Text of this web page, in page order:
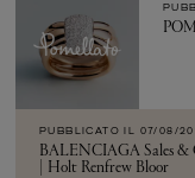
PUBBLICATO IL 07/08/
BALENCIAGA Sales &
| Holt Renfrew Bloor